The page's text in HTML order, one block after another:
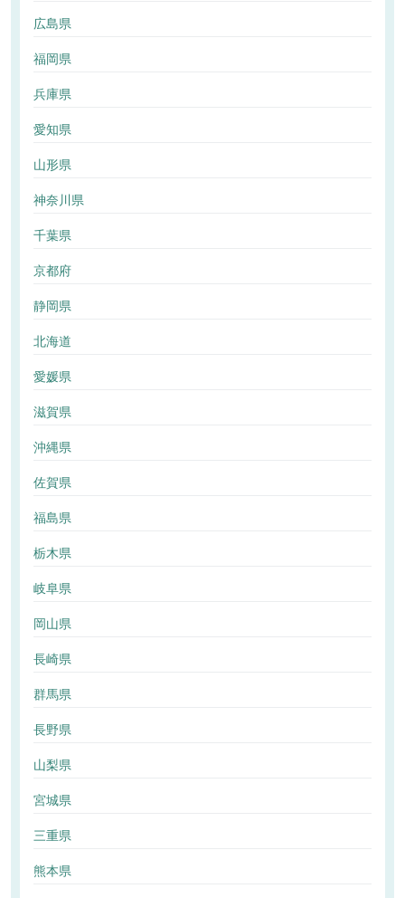
広島県
福岡県
兵庫県
愛知県
山形県
神奈川県
千葉県
京都府
静岡県
北海道
愛媛県
滋賀県
沖縄県
佐賀県
福島県
栃木県
岐阜県
岡山県
長崎県
群馬県
長野県
山梨県
宮城県
三重県
熊本県